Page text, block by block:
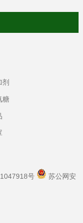
剂
糖
号
苏公网安